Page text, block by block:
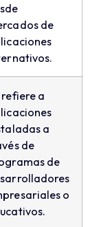
de
refiere a
a
de
de
o